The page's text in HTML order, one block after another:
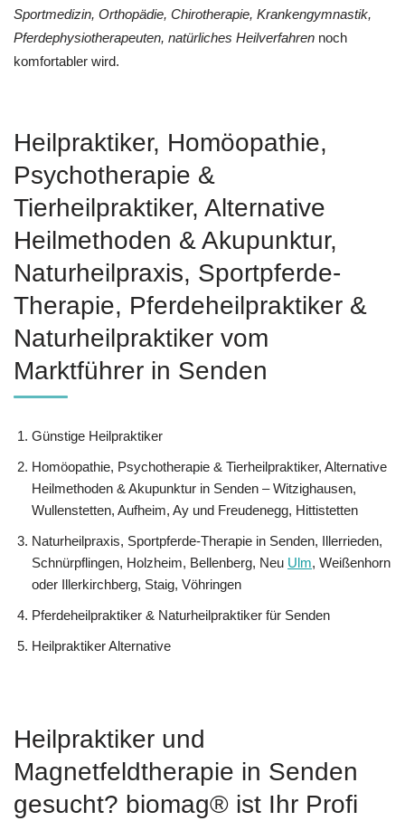
Sportmedizin, Orthopädie, Chirotherapie, Krankengymnastik,
Pferdephysiotherapeuten, natürliches Heilverfahren noch
komfortabler wird.
Heilpraktiker, ‎Homöopathie,
‎Psychotherapie &
‎Tierheilpraktiker, Alternative
Heilmethoden & Akupunktur,
Naturheilpraxis, Sportpferde-
Therapie, Pferdeheilpraktiker &
Naturheilpraktiker vom
Marktführer in Senden
Günstige Heilpraktiker
‎Homöopathie, ‎Psychotherapie & ‎Tierheilpraktiker, Alternative
Heilmethoden & Akupunktur in Senden – Witzighausen,
Wullenstetten, Aufheim, Ay und Freudenegg, Hittistetten
Naturheilpraxis, Sportpferde-Therapie in Senden, Illerrieden,
Schnürpflingen, Holzheim, Bellenberg, Neu Ulm, Weißenhorn
oder Illerkirchberg, Staig, Vöhringen
Pferdeheilpraktiker & Naturheilpraktiker für Senden
Heilpraktiker Alternative
Heilpraktiker und
Magnetfeldtherapie in Senden
gesucht? biomag® ist Ihr Profi